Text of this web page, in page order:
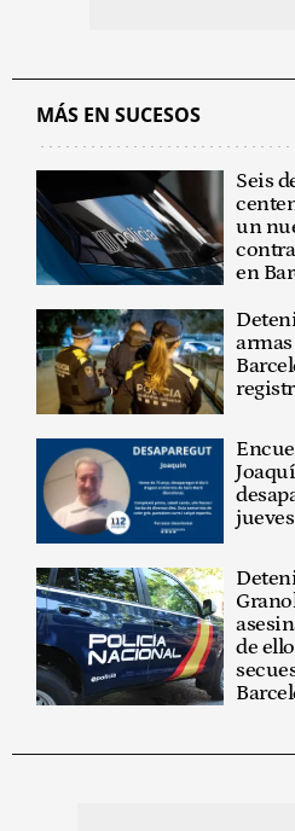
MÁS EN SUCESOS
Seis
un
en
jueves
de